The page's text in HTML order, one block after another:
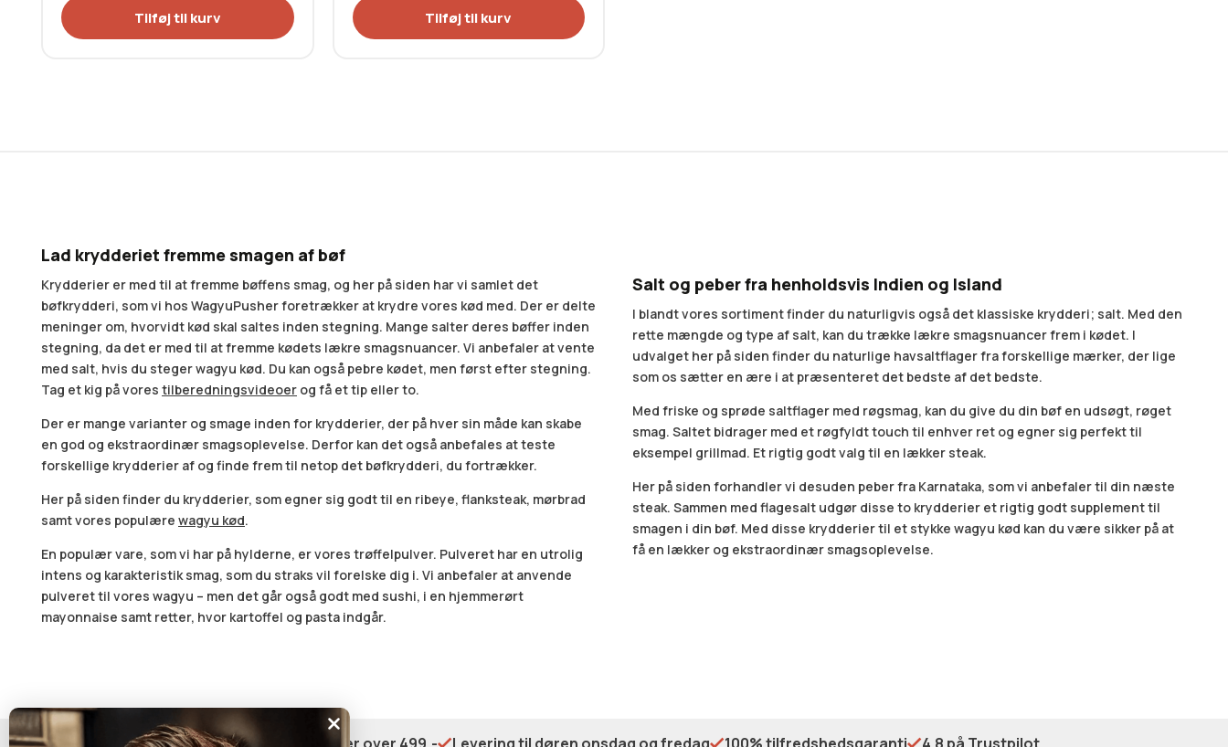
Tilføj til kurv Tilføj til kurv
Lad krydderiet fremme smagen af bøf
Krydderier er med til at fremme bøffens smag, og her på siden har vi samlet det
bøfkrydderi, som vi hos WagyuPusher foretrækker at krydre vores kød med. Der er delte
meninger om, hvorvidt kød skal saltes inden stegning. Mange salter deres bøffer inden
stegning, da det er med til at fremme kødets lækre smagsnuancer. Vi anbefaler at vente
med salt, hvis du steger wagyu kød. Du kan også pebre kødet, men først efter stegning.
Tag et kig på vores tilberedningsvideoer og få et tip eller to.
Der er mange varianter og smage inden for krydderier, der på hver sin måde kan skabe
en god og ekstraordinær smagsoplevelse. Derfor kan det også anbefales at teste
forskellige krydderier af og finde frem til netop det bøfkrydderi, du fortrækker.
Her på siden finder du krydderier, som egner sig godt til en ribeye, flanksteak, mørbrad
samt vores populære wagyu kød.
En populær vare, som vi har på hylderne, er vores trøffelpulver. Pulveret har en utrolig
intens og karakteristik smag, som du straks vil forelske dig i. Vi anbefaler at anvende
pulveret til vores wagyu – men det går også godt med sushi, i en hjemmerørt
mayonnaise samt retter, hvor kartoffel og pasta indgår.
Salt og peber fra henholdsvis Indien og Island
I blandt vores sortiment finder du naturligvis også det klassiske krydderi; salt. Med den
rette mængde og type af salt, kan du trække lækre smagsnuancer frem i kødet. I
udvalget her på siden finder du naturlige havsaltflager fra forskellige mærker, der lige
som os sætter en ære i at præsenteret det bedste af det bedste.
Med friske og sprøde saltflager med røgsmag, kan du give du din bøf en udsøgt, røget
smag. Saltet bidrager med et røgfyldt touch til enhver ret og egner sig perfekt til
eksempel grillmad. Et rigtig godt valg til en lækker steak.
Her på siden forhandler vi desuden peber fra Karnataka, som vi anbefaler til din næste
steak. Sammen med flagesalt udgør disse to krydderier et rigtig godt supplement til
smagen i din bøf. Med disse krydderier til et stykke wagyu kød kan du være sikker på at
få en lækker og ekstraordinær smagsoplevelse.